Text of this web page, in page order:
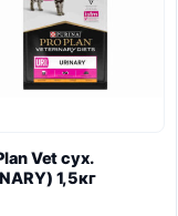
Vet сух.
) 1,5кг